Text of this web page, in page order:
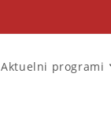
Aktuelni programi